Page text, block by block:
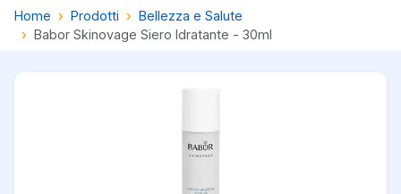
Home Prodotti
Bellezza e Salute
Babor Skinovage Siero Idratante - 30ml